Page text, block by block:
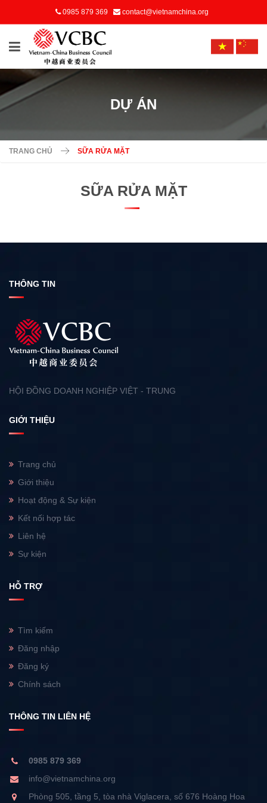
0985 879 369 contact@vietnamchina.org
DỰ ÁN
TRANG CHỦ SỮA RỬA MẶT
SỮA RỬA MẶT
THÔNG TIN
HỘI ĐỒNG DOANH NGHIỆP VIỆT - TRUNG
GIỚI THIỆU
Trang chủ
Giới thiệu
Hoạt động & Sự kiện
Kết nối hợp tác
Liên hệ
Sự kiện
HỖ TRỢ
Tìm kiếm
Đăng nhập
Đăng ký
Chính sách
THÔNG TIN LIÊN HỆ
0985 879 369
info@vietnamchina.org
Phòng 505, tầng 5, tòa nhà Viglacera, số 676 Hoàng Hoa